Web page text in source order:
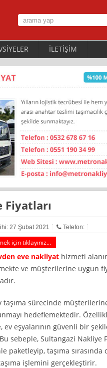
İLETİŞİM
Fiyatları
27 Şubat 2021 Telefon:
için tıklayınız...
eve nakliyathizmeti
ve müşterilerine uygun
taşıma sürecinde
hedeflemektedir.
ev eşyalarının güvenli bir
sebeple, Sultangazi Nakliye
paketleyip, taşıma sırasında
işlemini gerçekleştirir.